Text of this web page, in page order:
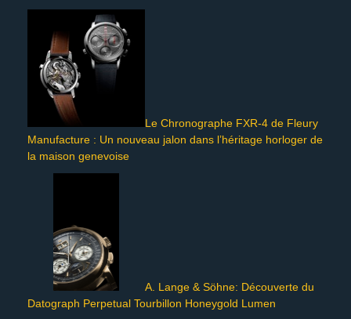
Le Chronographe FXR-4 de Fleury
Manufacture : Un nouveau jalon dans l’héritage horloger de
la maison genevoise
A. Lange & Söhne: Découverte du
Datograph Perpetual Tourbillon Honeygold Lumen